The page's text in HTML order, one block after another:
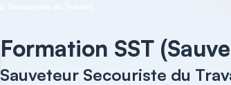
Formation SST
Sauveteur Secouriste du